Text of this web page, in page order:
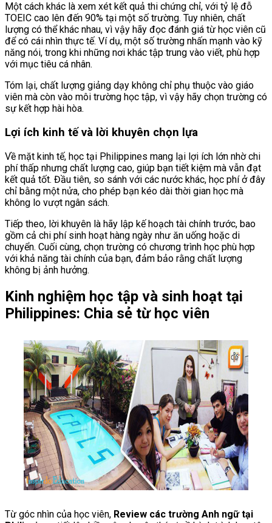
Một cách khác là xem xét kết quả thi chứng chỉ, với tỷ lệ đỗ
TOEIC cao lên đến 90% tại một số trường. Tuy nhiên, chất
lượng có thể khác nhau, vì vậy hãy đọc đánh giá từ học viên cũ
để có cái nhìn thực tế. Ví dụ, một số trường nhấn mạnh vào kỹ
năng nói, trong khi những nơi khác tập trung vào viết, phù hợp
với mục tiêu cá nhân.
Tóm lại, chất lượng giảng dạy không chỉ phụ thuộc vào giáo
viên mà còn vào môi trường học tập, vì vậy hãy chọn trường có
sự kết hợp hài hòa.
Lợi ích kinh tế và lời khuyên chọn lựa
Về mặt kinh tế, học tại Philippines mang lại lợi ích lớn nhờ chi
phí thấp nhưng chất lượng cao, giúp bạn tiết kiệm mà vẫn đạt
kết quả tốt. Đầu tiên, so sánh với các nước khác, học phí ở đây
chỉ bằng một nửa, cho phép bạn kéo dài thời gian học mà
không lo vượt ngân sách.
Tiếp theo, lời khuyên là hãy lập kế hoạch tài chính trước, bao
gồm cả chi phí sinh hoạt hàng ngày như ăn uống hoặc di
chuyển. Cuối cùng, chọn trường có chương trình học phù hợp
với khả năng tài chính của bạn, đảm bảo rằng chất lượng
không bị ảnh hưởng.
Kinh nghiệm học tập và sinh hoạt tại
Philippines: Chia sẻ từ học viên
Từ góc nhìn của học viên, Review các trường Anh ngữ tại